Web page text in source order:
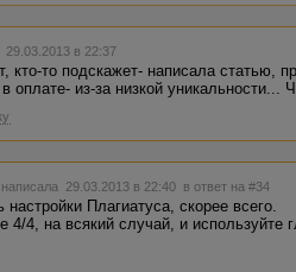
29.03.2013 в 22:37
то подскажет- написала статью,
в оплате- из-за низкой уникальности...
написала 29.03.2013 в 22:40 в ответ на #34
настройки Плагиатуса, скорее всего.
4/4, на всякий случай, и используйте